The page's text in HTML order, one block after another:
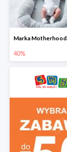
40%